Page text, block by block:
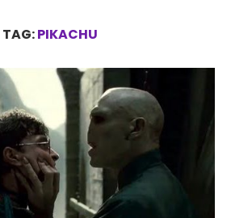
TAG:PIKACHU